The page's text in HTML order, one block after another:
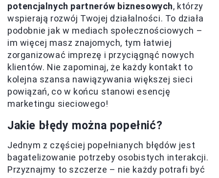
potencjalnych partnerów biznesowych, którzy
wspierają rozwój Twojej działalności. To działa
podobnie jak w mediach społecznościowych –
im więcej masz znajomych, tym łatwiej
zorganizować imprezę i przyciągnąć nowych
klientów. Nie zapominaj, że każdy kontakt to
kolejna szansa nawiązywania większej sieci
powiązań, co w końcu stanowi esencję
marketingu sieciowego!
Jakie błędy można popełnić?
Jednym z częściej popełnianych błędów jest
bagatelizowanie potrzeby osobistych interakcji.
Przyznajmy to szczerze – nie każdy potrafi być